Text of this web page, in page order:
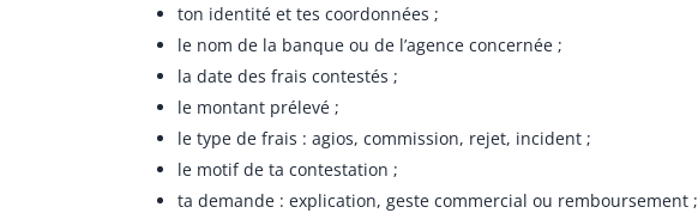
ton identité et tes coordonnées ;
le nom de la banque ou de l’agence concernée ;
la date des frais contestés ;
le montant prélevé ;
le type de frais : agios, commission, rejet, incident ;
le motif de ta contestation ;
ta demande : explication, geste commercial ou remboursement ;